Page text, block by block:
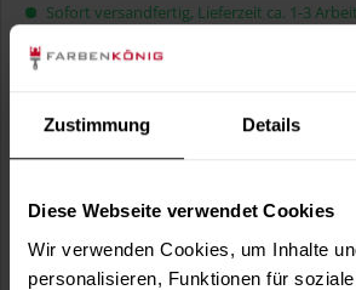
Zustimmung Details
Diese Webseite verwendet Cookies
Wir verwenden Cookies, um Inhalte
personalisieren, Funktionen für
Sofort versandfertig, Lieferzeit ca. 1-3
Liter:
Verbrauch berechnen